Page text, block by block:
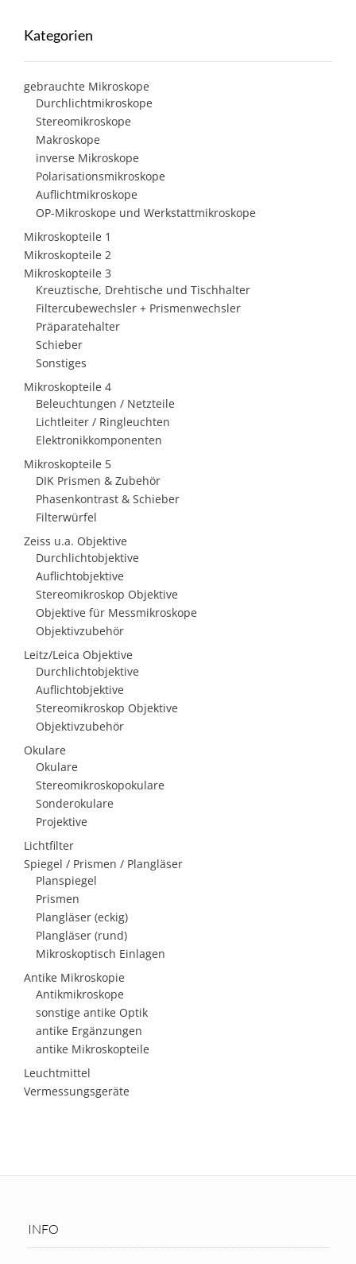
Kategorien
gebrauchte Mikroskope
Durchlichtmikroskope
Stereomikroskope
Makroskope
inverse Mikroskope
Polarisationsmikroskope
Auflichtmikroskope
OP-Mikroskope und Werkstattmikroskope
Mikroskopteile 1
Mikroskopteile 2
Mikroskopteile 3
Kreuztische, Drehtische und Tischhalter
Filtercubewechsler + Prismenwechsler
Präparatehalter
Schieber
Sonstiges
Mikroskopteile 4
Beleuchtungen / Netzteile
Lichtleiter / Ringleuchten
Elektronikkomponenten
Mikroskopteile 5
DIK Prismen & Zubehör
Phasenkontrast & Schieber
Filterwürfel
Zeiss u.a. Objektive
Durchlichtobjektive
Auflichtobjektive
Stereomikroskop Objektive
Objektive für Messmikroskope
Objektivzubehör
Leitz/Leica Objektive
Durchlichtobjektive
Auflichtobjektive
Stereomikroskop Objektive
Objektivzubehör
Okulare
Okulare
Stereomikroskopokulare
Sonderokulare
Projektive
Lichtfilter
Spiegel / Prismen / Plangläser
Planspiegel
Prismen
Plangläser (eckig)
Plangläser (rund)
Mikroskoptisch Einlagen
Antike Mikroskopie
Antikmikroskope
sonstige antike Optik
antike Ergänzungen
antike Mikroskopteile
Leuchtmittel
Vermessungsgeräte
INFO